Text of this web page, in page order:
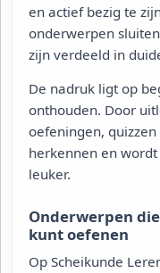
en actief bezig te
onderwerpen
zijn verdeeld in
De nadruk ligt op
onthouden. Door
oefeningen,
herkennen en
leuker.
Onderwerpen
kunt oefenen
Op Scheikunde